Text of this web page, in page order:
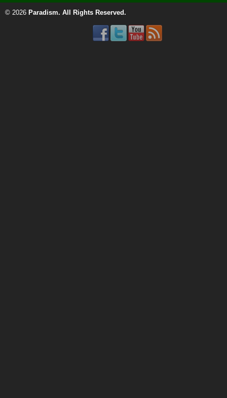
© 2026 Paradism. All Rights Reserved.